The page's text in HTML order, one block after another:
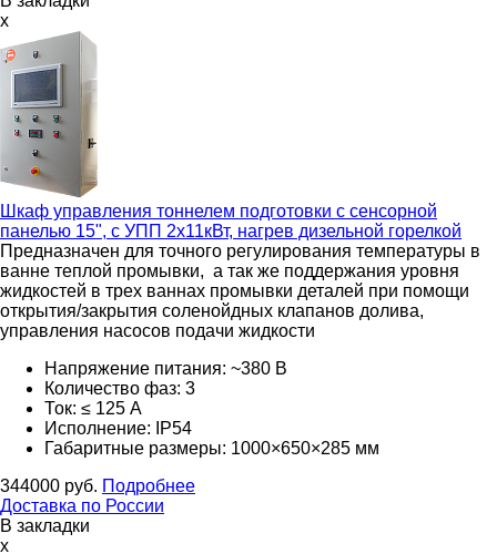
x
Шкаф управления тоннелем подготовки с сенсорной
панелью 15", с УПП 2х11кВт, нагрев дизельной горелкой
Предназначен для точного регулирования температуры в
ванне теплой промывки, а так же поддержания уровня
жидкостей в трех ваннах промывки деталей при помощи
открытия/закрытия соленойдных клапанов долива,
управления насосов подачи жидкости
Напряжение питания: ~380 В
Количество фаз: 3
Ток: ≤ 125 А
Исполнение: IP54
Габаритные размеры: 1000×650×285 мм
344000 руб. Подробнее
Доставка по России
В закладки
x